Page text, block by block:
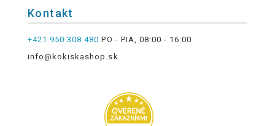
Kontakt
+421 950 308 480 PO - PIA, 08:00 - 16:00
info@kokiskashop.sk